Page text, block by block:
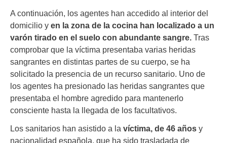
A continuación, los agentes han accedido al interior del
domicilio y en la zona de la cocina han localizado a un
varón tirado en el suelo con abundante sangre. Tras
comprobar que la víctima presentaba varias heridas
sangrantes en distintas partes de su cuerpo, se ha
solicitado la presencia de un recurso sanitario. Uno de
los agentes ha presionado las heridas sangrantes que
presentaba el hombre agredido para mantenerlo
consciente hasta la llegada de los facultativos.
Los sanitarios han asistido a la víctima, de 46 años y
nacionalidad española, que ha sido trasladada de